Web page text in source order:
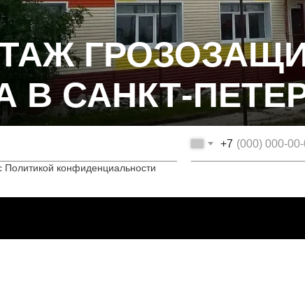
В САНКТ-
+7
Политикой конфиденциальности